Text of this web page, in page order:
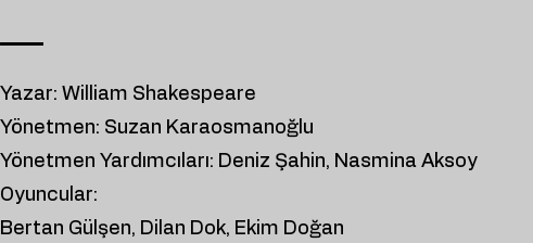
Yazar: William Shakespeare
Yönetmen: Suzan Karaosmanoğlu
Yönetmen Yardımcıları: Deniz Şahin, Nasmina Aksoy
Oyuncular:
Bertan Gülşen, Dilan Dok, Ekim Doğan